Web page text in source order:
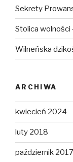
Sekrety
Stolica wolności
Wilneńska
ARCHIWA
kwiecień 2024
luty 2018
październik 2017